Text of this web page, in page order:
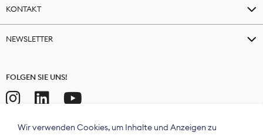
KONTAKT
NEWSLETTER
FOLGEN SIE UNS!
Wir verwenden Cookies, um Inhalte und Anzeigen zu